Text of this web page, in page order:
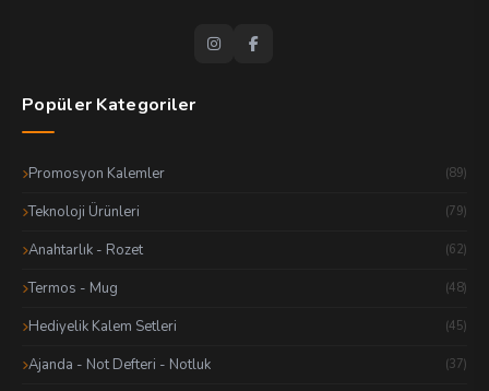
Popüler Kategoriler
Promosyon Kalemler (89)
Teknoloji Ürünleri (79)
Anahtarlık - Rozet (62)
Termos - Mug (48)
Hediyelik Kalem Setleri (45)
Ajanda - Not Defteri - Notluk (37)